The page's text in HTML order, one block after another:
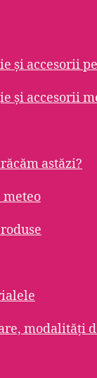
și accesorii
și accesorii
astăzi?
modalități